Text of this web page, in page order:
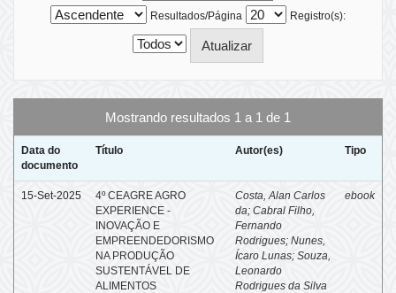
Resultados/Página
Registro(s):
Mostrando resultados 1 a 1 de 1
Data do
documento
Título Autor(es) Tipo
15-Set-2025
4º CEAGRE AGRO
EXPERIENCE -
INOVAÇÃO E
EMPREENDEDORISMO
NA PRODUÇÃO
SUSTENTÁVEL DE
ALIMENTOS
Costa, Alan Carlos
da; Cabral Filho,
Fernando
Rodrigues; Nunes,
Ícaro Lunas; Souza,
Leonardo
Rodrigues da Silva
ebook